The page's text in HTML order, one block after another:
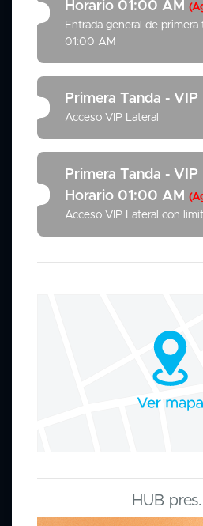
Horario 01:00 AM
Entrada general de
01:00 AM
Primera Tanda - VIP
Acceso VIP Lateral
Primera Tanda -
Horario 01:00 AM
Acceso VIP Lateral con
HUB